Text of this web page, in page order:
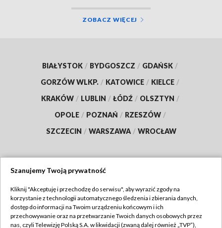
ZOBACZ WIĘCEJ
BIAŁYSTOK / BYDGOSZCZ / GDAŃSK /
GORZÓW WLKP. / KATOWICE / KIELCE /
KRAKÓW / LUBLIN / ŁÓDŹ / OLSZTYN /
OPOLE / POZNAŃ / RZESZÓW /
SZCZECIN / WARSZAWA / WROCŁAW
TVP
Abonament TVP
Regulamin TVP
Szanujemy Twoją prywatność
Kliknij "Akceptuję i przechodzę do serwisu", aby wyrazić zgody na
korzystanie z technologii automatycznego śledzenia i zbierania danych,
dostęp do informacji na Twoim urządzeniu końcowym i ich
przechowywanie oraz na przetwarzanie Twoich danych osobowych przez
nas, czyli Telewizję Polską S.A. w likwidacji (zwaną dalej również „TVP”),